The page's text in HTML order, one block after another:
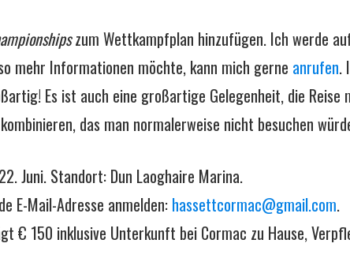
zum Wettkampfplan hinzufügen. Ich werde
mehr Informationen möchte, kann mich gerne anrufen.
Es ist auch eine großartige Gelegenheit, die Reise
das man normalerweise nicht besuchen
Juni. Standort: Dun Laoghaire Marina.
E-Mail-Adresse anmelden: hassettcormac@gmail.com.
€ 150 inklusive Unterkunft bei Cormac zu Hause,